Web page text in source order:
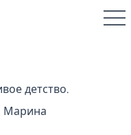
детство.
Марина